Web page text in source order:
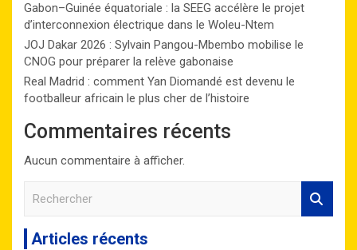
Gabon–Guinée équatoriale : la SEEG accélère le projet
d’interconnexion électrique dans le Woleu-Ntem
JOJ Dakar 2026 : Sylvain Pangou-Mbembo mobilise le
CNOG pour préparer la relève gabonaise
Real Madrid : comment Yan Diomandé est devenu le
footballeur africain le plus cher de l’histoire
Commentaires récents
Aucun commentaire à afficher.
Articles récents